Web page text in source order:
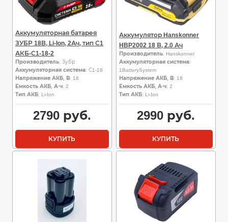
Аккумуляторная батарея
ЗУБР 18В, Li-Ion, 2Ач, тип С1
АКБ-С1-18-2
Производитель: Зубр
Аккумуляторная система: С1-18
Напряжение АКБ, В: 18
Емкость АКБ, А·ч: 2
Тип АКБ: Li-Ion
2790руб.
КУПИТЬ
Аккумулятор Hanskonner
HBP2002 18 В, 2.0 Ач
Производитель: Hanskonner
Аккумуляторная система:
1BatterySystem
Напряжение АКБ, В: 18
Емкость АКБ, А·ч: 2
Тип АКБ: Li-Ion
2990руб.
КУПИТЬ